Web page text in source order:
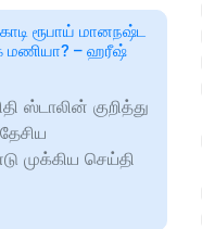
ரூபாய் மானநஷ்ட
மணியா? – ஹரீஷ்
ஸ்டாலின் குறித்து
முக்கிய செய்தி